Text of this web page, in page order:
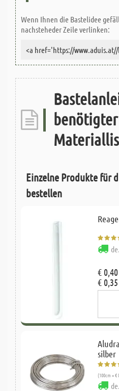
Wenn Ihnen die Bastelidee
nachsteheder Zeile verlinken:
Einzelne Produkte für
bestellen
€ 0,40
€ 0,35
silber
(100cm = €